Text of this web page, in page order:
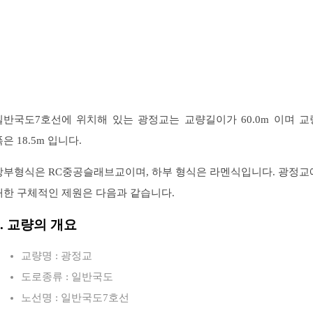
반국도7호선에 위치해 있는 광정교는 교량길이가 60.0m 이며 교
은 18.5m 입니다.
부형식은 RC중공슬래브교이며, 하부 형식은 라멘식입니다. 광정교
한 구체적인 제원은 다음과 같습니다.
교량의 개요
교량명 : 광정교
도로종류 : 일반국도
노선명 : 일반국도7호선